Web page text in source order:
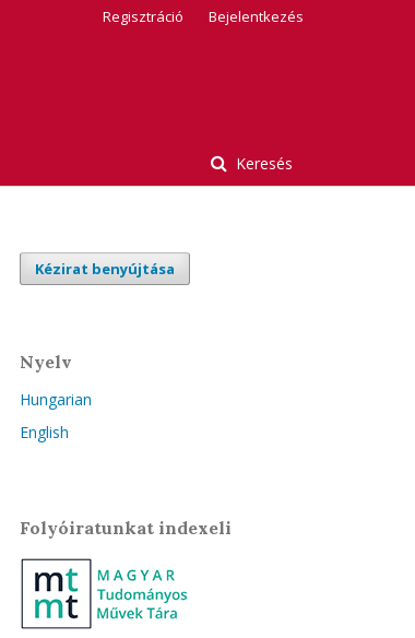
Keresés
Regisztráció Bejelentkezés
Kézirat benyújtása
Nyelv
Hungarian
English
Folyóiratunkat indexeli